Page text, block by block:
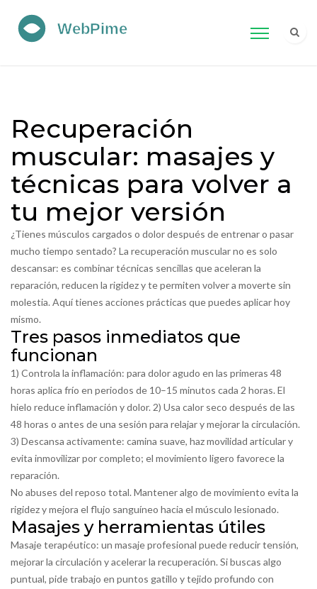
Recuperación
muscular: masajes y
técnicas para volver a
tu mejor versión
¿Tienes músculos cargados o dolor después de entrenar o pasar
mucho tiempo sentado? La recuperación muscular no es solo
descansar: es combinar técnicas sencillas que aceleran la
reparación, reducen la rigidez y te permiten volver a moverte sin
molestia. Aquí tienes acciones prácticas que puedes aplicar hoy
mismo.
Tres pasos inmediatos que
funcionan
1) Controla la inflamación: para dolor agudo en las primeras 48
horas aplica frío en periodos de 10–15 minutos cada 2 horas. El
hielo reduce inflamación y dolor. 2) Usa calor seco después de las
48 horas o antes de una sesión para relajar y mejorar la circulación.
3) Descansa activamente: camina suave, haz movilidad articular y
evita inmovilizar por completo; el movimiento ligero favorece la
reparación.
No abuses del reposo total. Mantener algo de movimiento evita la
rigidez y mejora el flujo sanguíneo hacia el músculo lesionado.
Masajes y herramientas útiles
Masaje terapéutico: un masaje profesional puede reducir tensión,
mejorar la circulación y acelerar la recuperación. Si buscas algo
puntual, pide trabajo en puntos gatillo y tejido profundo con